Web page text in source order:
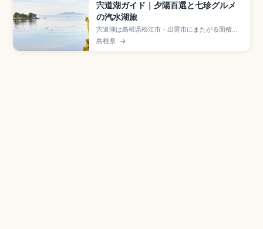
宍道湖ガイド｜夕陽百選と七珍グルメ
の汽水湖旅
宍道湖は島根県松江市・出雲市にまたがる面積約
79㎢・日本で7番目の大きさを誇る汽水湖で、
「日本夕陽百選」に選ばれた絶景スポット。日没
島根県 →